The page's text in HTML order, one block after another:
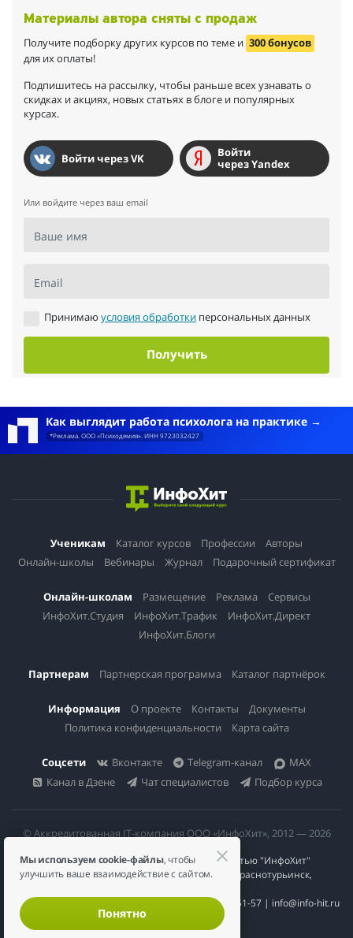
Материалы автора сняты с продаж
Получите подборку других курсов по теме и 300 бонусов
для их оплаты!
Подпишитесь на рассылку, чтобы раньше всех узнавать о
скидках и акциях, новых статьях в блоге и популярных
курсах.
Войти через VK
Войти
через Yandex
Или войдите через ваш email
Ваше имя
Email
Принимаю условия обработки персональных данных
Получить
Как выглядит работа психолога на практике
*Реклама. ООО «Психодемия». ИНН 9723032427
Ученикам Каталог курсов Профессии
Авторы
Онлайн-школы
Вебинары Журнал Подарочный сертификат
Онлайн-школам Размещение Реклама
Сервисы
ИнфоХит.Студия
ИнфоХит.Трафик
ИнфоХит.Директ
ИнфоХит.Блоги
Партнерам Партнерская программа Каталог партнёрок
Информация О проекте Контакты
Документы
Политика конфиденциальности
Карта сайта
Соцсети Вконтакте Telegram-канал
MAX
Канал в Дзене
Чат специалистов Подбор курса
© Аккредитованная IT-компания ООО «ИнфоХит», 2012 — 2026
Общество с ограниченной ответственностью "ИнфоХит"
624446, Россия, Свердловская область, г. Краснотурьинск,
ИНН 6617023200 | КПП 661701001 | +7 984 888-51-57 | info@info-hit.ru
Мы используем cookie-файлы, чтобы
улучшить ваше взаимодействие с сайтом.
Понятно